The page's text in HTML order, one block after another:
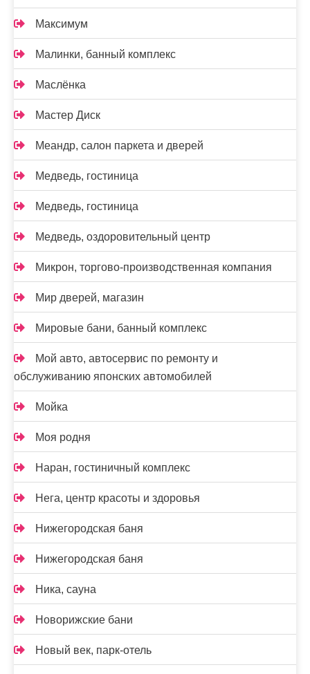
Максимум
Малинки, банный комплекс
Маслёнка
Мастер Диск
Меандр, салон паркета и дверей
Медведь, гостиница
Медведь, гостиница
Медведь, оздоровительный центр
Микрон, торгово-производственная компания
Мир дверей, магазин
Мировые бани, банный комплекс
Мой авто, автосервис по ремонту и
обслуживанию японских автомобилей
Мойка
Моя родня
Наран, гостиничный комплекс
Нега, центр красоты и здоровья
Нижегородская баня
Нижегородская баня
Ника, сауна
Новорижские бани
Новый век, парк-отель